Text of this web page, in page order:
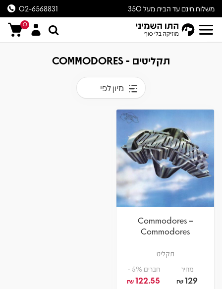
משלוח חינם עד הבית מעל 350
ש״ח
02-6568831
0
תקליטים - COMMODORES
מיון לפי
Commodores –
Commodores
תקליט
מחיר
129
₪
חברים 5% -
122.55
₪